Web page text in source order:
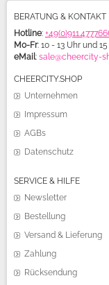
BERATUNG & KONTAKT
Hotline:
Mo-Fr: 10 - 13 Uhr und
eMail: sale@cheercity-
CHEERCITY.SHOP
Unternehmen
Impressum
AGBs
Datenschutz
SERVICE & HILFE
Newsletter
Bestellung
Versand & Lieferung
Zahlung
Rücksendung